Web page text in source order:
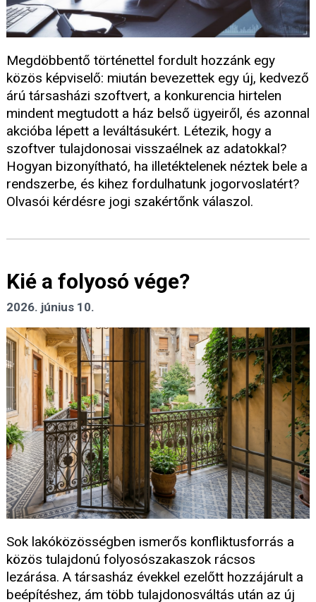
Megdöbbentő történettel fordult hozzánk egy
közös képviselő: miután bevezettek egy új, kedvező
árú társasházi szoftvert, a konkurencia hirtelen
mindent megtudott a ház belső ügyeiről, és azonnal
akcióba lépett a leváltásukért. Létezik, hogy a
szoftver tulajdonosai visszaélnek az adatokkal?
Hogyan bizonyítható, ha illetéktelenek néztek bele a
rendszerbe, és kihez fordulhatunk jogorvoslatért?
Olvasói kérdésre jogi szakértőnk válaszol.
Kié a folyosó vége?
2026. június 10.
Sok lakóközösségben ismerős konfliktusforrás a
közös tulajdonú folyosószakaszok rácsos
lezárása. A társasház évekkel ezelőtt hozzájárult a
beépítéshez, ám több tulajdonosváltás után az új